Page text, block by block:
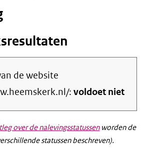
de website
:voldoet niet
over de nalevingsstatussenworden de
statussen beschreven).